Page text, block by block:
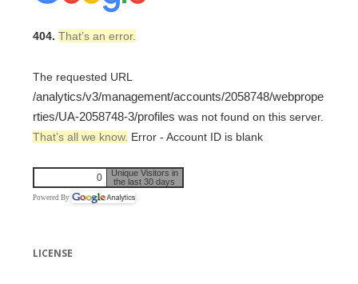
404. That’s an error.
The requested URL
/analytics/v3/management/accounts/2058748/webprope
rties/UA-2058748-3/profiles was not found on this server.
That’s all we know. Error - Account ID is blank
0
Unique Visitors in
the last 30 days
Powered By
LICENSE